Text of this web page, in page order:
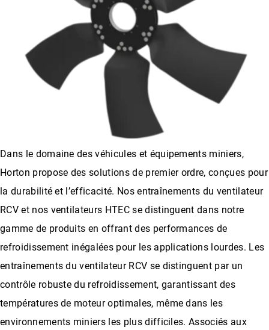
Dans le domaine des véhicules et équipements miniers,
Horton propose des solutions de premier ordre, conçues pour
la durabilité et l’efficacité. Nos entraînements du ventilateur
RCV et nos ventilateurs HTEC se distinguent dans notre
gamme de produits en offrant des performances de
refroidissement inégalées pour les applications lourdes. Les
entraînements du ventilateur RCV se distinguent par un
contrôle robuste du refroidissement, garantissant des
températures de moteur optimales, même dans les
environnements miniers les plus difficiles. Associés aux